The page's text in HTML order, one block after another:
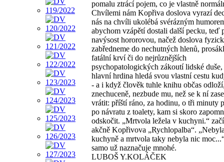
pomalu ztrácí pojem, co je vlastně
Chvílemi nám Kopřiva doslova vyrazí
nás na chvíli ukolébá svérázným
abychom vzápětí dostali další pecku, teď
navýsost hororovou, načež doslova
zabředneme do nechutných hlenů,
fatální krví či do nejrůznějších
psychopatologických zákoutí lidské duše,
hlavní hrdina hledá svou vlastní cestu
- a i když člověk tuhle knihu občas
znechuceně, nezbude mu, než se k ní
vrátit: příští ráno, za hodinu, o tři minuty
po návratu z toalety, kam si skoro
odskočit. „Mrtvola ležela v kuchyni.“
akčně Kopřivova „Rychlopalba“.
kuchyně a mrtvola taky nebyla nic
samo už naznačuje mnohé.
LUBOŠ Y.KOLÁČEK